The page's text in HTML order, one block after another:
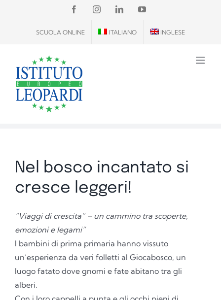
contenuto
FACEBOOKINSTAGRAM
LINKEDINYOUTUBE
SCUOLA ONLINE ITALIANO INGLESE
Nel bosco incantato si
cresce leggeri!
“Viaggi di crescita” – un cammino tra scoperte,
emozioni e legami”
I bambini di prima primaria hanno vissuto
un’esperienza da veri folletti al Giocabosco, un
luogo fatato dove gnomi e fate abitano tra gli
alberi.